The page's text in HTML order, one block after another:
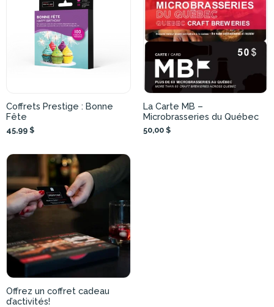
Coffrets Prestige : Bonne
Fête
45,99 $
La Carte MB –
Microbrasseries du Québec
50,00 $
Offrez un coffret cadeau
d’activités!